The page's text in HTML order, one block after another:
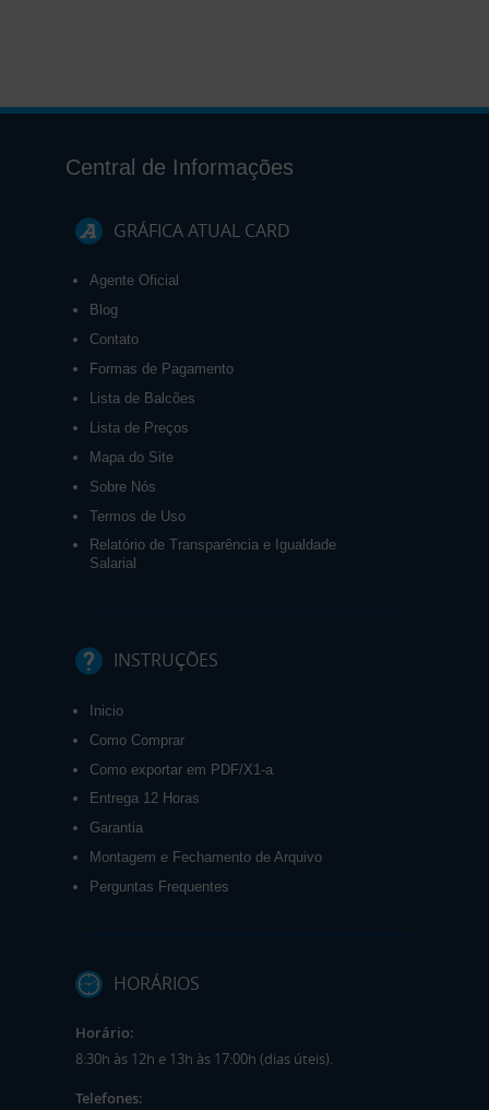
Central de Informações
GRÁFICA ATUAL CARD
Agente Oficial
Blog
Contato
Formas de Pagamento
Lista de Balcões
Lista de Preços
Mapa do Site
Sobre Nós
Termos de Uso
Relatório de Transparência e Igualdade
Salarial
INSTRUÇÕES
Inicio
Como Comprar
Como exportar em PDF/X1-a
Entrega 12 Horas
Garantia
Montagem e Fechamento de Arquivo
Perguntas Frequentes
HORÁRIOS
Horário:
8:30h às 12h e 13h às 17:00h (dias úteis).
Telefones: